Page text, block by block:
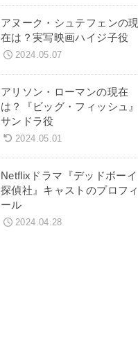
アヌーク・シュテフェンの現
在は？実写映画ハイジ子役
2024.05.07
アリソン・ローマンの現在
は？『ビッグ・フィッシュ』
サンドラ役
2024.05.01
Netflixドラマ『デッドボーイ
探偵社』キャストのプロフィ
ール
2024.04.28